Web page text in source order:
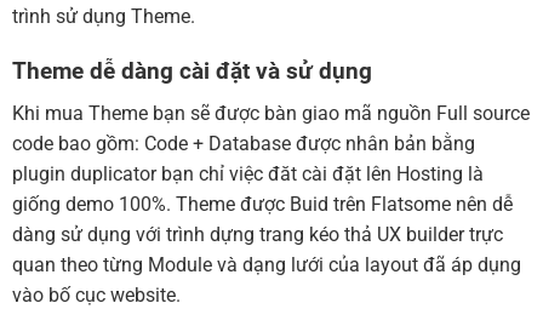
trình sử dụng Theme.
Theme dễ dàng cài đặt và sử dụng
Khi mua Theme bạn sẽ được bàn giao mã nguồn Full source
code bao gồm: Code + Database được nhân bản bằng
plugin duplicator bạn chỉ việc đăt cài đặt lên Hosting là
giống demo 100%. Theme được Buid trên Flatsome nên dễ
dàng sử dụng với trình dựng trang kéo thả UX builder trực
quan theo từng Module và dạng lưới của layout đã áp dụng
vào bố cục website.